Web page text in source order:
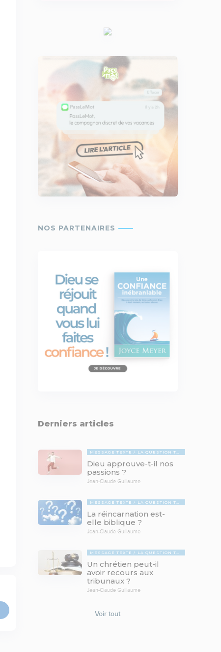
Derniers articles
MESSAGE TEXTE LA QUESTION TABOUE
Dieu approuve-t-il nos
passions ?
Jean-Claude Guillaume
MESSAGE TEXTE LA QUESTION TABOUE
La réincarnation est-
elle biblique ?
Jean-Claude Guillaume
MESSAGE TEXTE LA QUESTION TABOUE
Un chrétien peut-il
avoir recours aux
tribunaux ?
Jean-Claude Guillaume
Voir tout